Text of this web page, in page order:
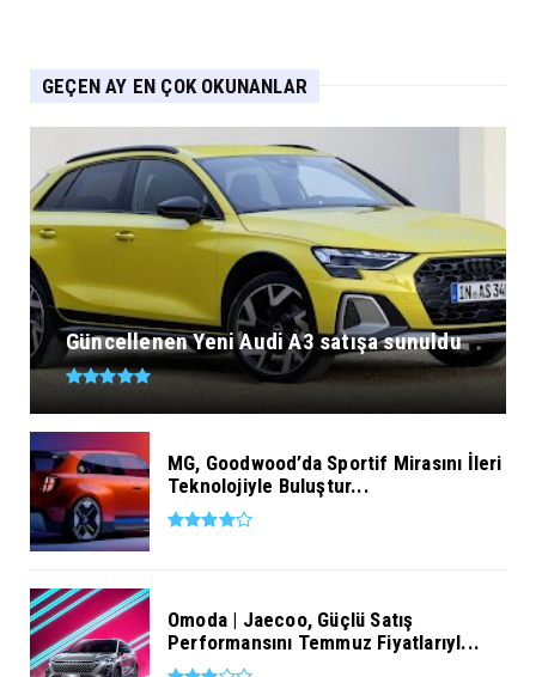
GEÇEN AY EN ÇOK OKUNANLAR
Güncellenen Yeni Audi A3 satışa sunuldu
MG, Goodwood’da Sportif Mirasını İleri
Teknolojiyle Buluştur...
Omoda | Jaecoo, Güçlü Satış
Performansını Temmuz Fiyatlarıyl...